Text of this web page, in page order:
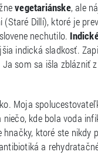
vegetariánske, ale
Dillí), ktoré je
nechutilo.
indická sladkosť.
som sa išla zblázniť z
Moja
kde bola voda
hnačky, ktoré ste nikdy
a